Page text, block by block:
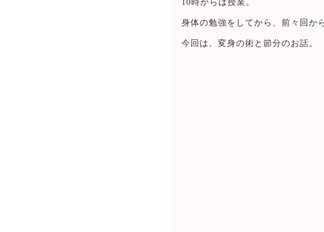
10時からは授業。
身体の勉強をしてから、前々回か
今回は、変身の術と節分のお話。